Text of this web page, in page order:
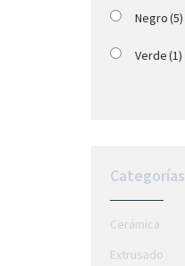
Negro(5)
Verde(1)
Categorías
Cerámica
Extrusado